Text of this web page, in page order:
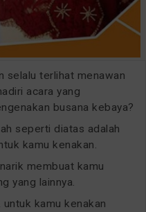
selalu terlihat menawan
acara yang
busana kebaya?
seperti diatas adalah
kamu kenakan.
membuat kamu
yang lainnya.
kamu kenakan